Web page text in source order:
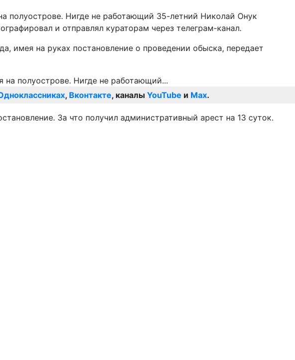
полуострове. Нигде не работающий 35-летний Николай Онук
и отправлял кураторам через телеграм-канал.
имея на руках постановление о проведении обыска, передает
, Вконтакте, каналы YouTube и Max.
За что получил административный арест на 13 суток.